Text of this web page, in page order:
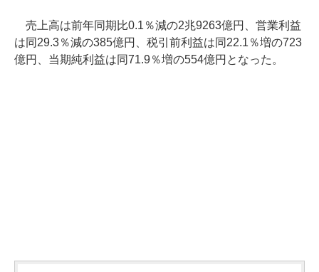
売上高は前年同期比0.1％減の2兆9263億円、営業利益
は同29.3％減の385億円、税引前利益は同22.1％増の723
億円、当期純利益は同71.9％増の554億円となった。